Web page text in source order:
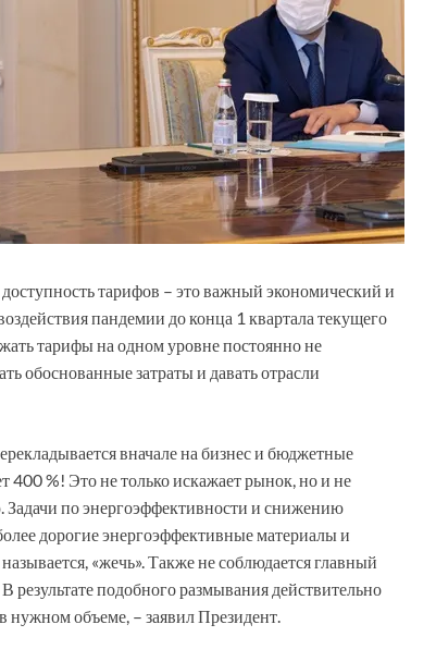
тарифов – это важный экономический и
пандемии до конца 1 квартала текущего
тарифы на одном уровне постоянно не
обоснованные затраты и давать отрасли
вначале на бизнес и бюджетные
400 %! Это не только искажает рынок, но и не
Задачи по энергоэффективности и снижению
дорогие энергоэффективные материалы и
«жечь». Также не соблюдается главный
подобного размывания действительно
нужном объеме, – заявил Президент.